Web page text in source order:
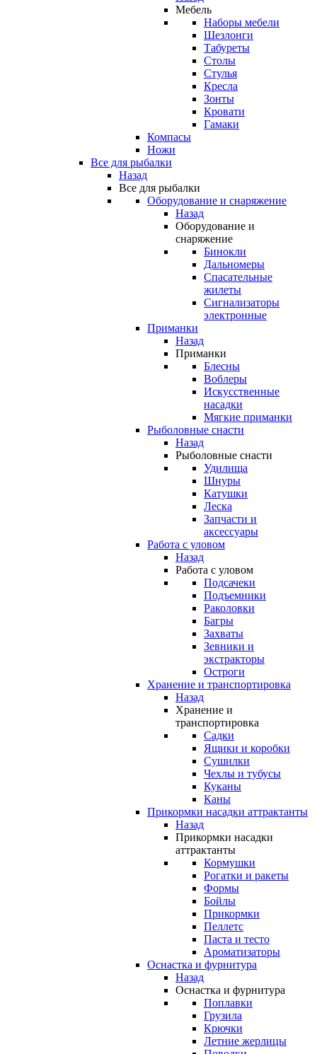
Мебель
Наборы мебели
Шезлонги
Табуреты
Столы
Стулья
Кресла
Зонты
Кровати
Гамаки
Компасы
Ножи
Все для рыбалки
Назад
Все для рыбалки
Оборудование и снаряжение
Назад
Оборудование и
снаряжение
Бинокли
Дальномеры
Спасательные
жилеты
Сигнализаторы
электронные
Приманки
Назад
Приманки
Блесны
Воблеры
Искусственные
насадки
Мягкие приманки
Рыболовные снасти
Назад
Рыболовные снасти
Удилища
Шнуры
Катушки
Леска
Запчасти и
аксессуары
Работа с уловом
Назад
Работа с уловом
Подсачеки
Подъемники
Раколовки
Багры
Захваты
Зевники и
экстракторы
Остроги
Хранение и транспортировка
Назад
Хранение и
транспортировка
Садки
Ящики и коробки
Сушилки
Чехлы и тубусы
Куканы
Каны
Прикормки насадки аттрактанты
Назад
Прикормки насадки
аттрактанты
Кормушки
Рогатки и ракеты
Формы
Бойлы
Прикормки
Пеллетс
Паста и тесто
Ароматизаторы
Оснастка и фурнитура
Назад
Оснастка и фурнитура
Поплавки
Грузила
Крючки
Летние жерлицы